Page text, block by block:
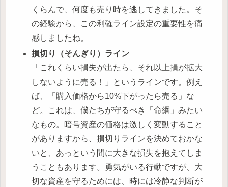
くらんで、何度も売り時を逃してきました。そ
の経験から、この利確ライン設定の重要性を痛
感しましたね。
損切り（そんぎり）ライン
「これくらい損失が出たら、それ以上損が拡大
しないように売る！」というラインです。例え
ば、「購入価格から10%下がったら売る」な
ど。これは、僕たちが守るべき「命綱」みたい
なもの。暗号資産の価格は激しく変動すること
がありますから、損切りラインを決めておかな
いと、あっという間に大きな損失を抱えてしま
うこともあります。勇気がいる行動ですが、大
切な資産を守るためには、時には冷静な判断が